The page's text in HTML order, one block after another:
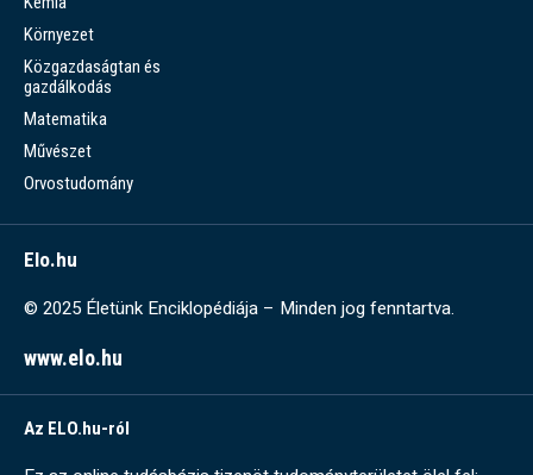
Környezet
Közgazdaságtan és
gazdálkodás
Matematika
Művészet
Orvostudomány
Elo.hu
© 2025 Életünk Enciklopédiája – Minden jog fenntartva.
www.elo.hu
Az ELO.hu-ról